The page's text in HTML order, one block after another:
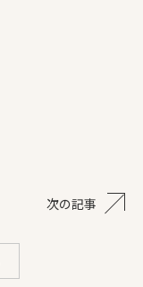
次の記事